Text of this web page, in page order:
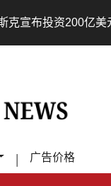
建设AI芯片制造基地
| 广告价格